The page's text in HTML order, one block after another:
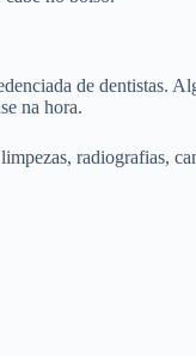
de dentistas.
na hora.
radiografias,